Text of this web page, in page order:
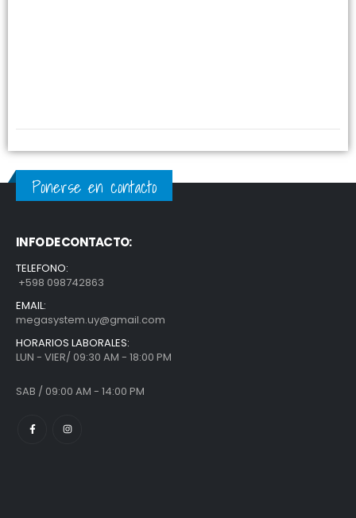
Ponerse en contacto
INFO DE CONTACTO:
TELEFONO:
+598 098742863
EMAIL:
megasystem.uy@gmail.com
HORARIOS LABORALES:
LUN - VIER/ 09:30 AM - 18:00 PM
SAB / 09:00 AM - 14:00 PM